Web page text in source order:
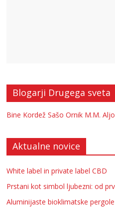
Blogarji Drugega sveta
Bine Kordež Sašo Ornik M.M.
Aktualne novice
White label in private label CBD
Prstani kot simbol ljubezni: od
Aluminijaste bioklimatske pergole